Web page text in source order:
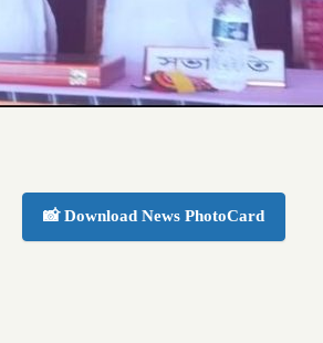
📸 Download News PhotoCard